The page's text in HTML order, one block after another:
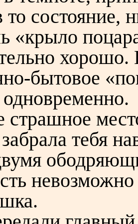
то состояние,
«крыло
бытовое
страшное
тебя